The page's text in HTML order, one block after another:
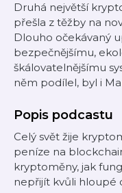
Druhá největší
přešla z těžby na
Dlouho očekávaný
bezpečnějšímu,
škálovatelnějšímu
něm podílel, byl i
Popis podcastu
Celý svět žije
peníze na
kryptoměny, jak
nepřijít kvůli hloupé